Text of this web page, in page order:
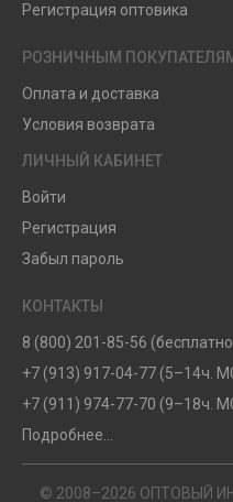
Регистрация оптовика
РОЗНИЧНЫМ
Оплата и доставка
Условия возврата
ЛИЧНЫЙ КАБИНЕТ
Войти
Регистрация
Забыл пароль
КОНТАКТЫ
8 (800) 201-85-56
+7 (913) 917-04-77 (5–14ч.
+7 (911) 974-77-70 (9–18ч.
Подробнее...
© 2008–2026 ОПТОВЫЙ